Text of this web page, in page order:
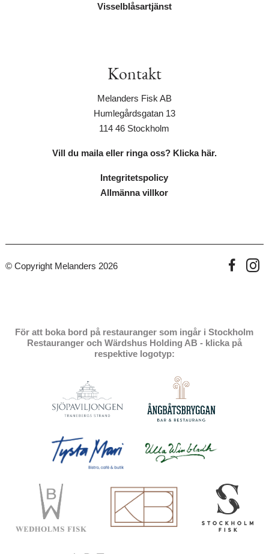
Visselblåsartjänst
Kontakt
Melanders Fisk AB
Humlegårdsgatan 13
114 46 Stockholm
Vill du maila eller ringa oss? Klicka här.
Integritetspolicy
Allmänna villkor
© Copyright Melanders 2026
För att boka bord på restauranger som ingår i Stockholm
Restauranger och Wärdshus Holding AB - klicka på
respektive logotyp: